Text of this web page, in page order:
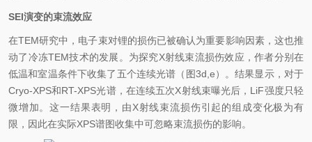
SEI演变的束流效应
在TEM研究中，电子束对锂的损伤已被确认为重要影响因素，这也推
动了冷冻TEM技术的发展。为探究X射线束流损伤效应，作者分别在
低温和室温条件下收集了五个连续光谱（图3d,e）。结果显示，对于
Cryo-XPS和RT-XPS光谱，在连续五次X射线束曝光后， LiF强度只轻
微增加。这一结果表明，由X射线束流损伤引起的组成变化极为有
限，因此在实际XPS谱图收集中可忽略束流损伤的影响。